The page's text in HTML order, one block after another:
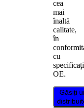
cea
mai
înaltă
calitate,
în
cu
OE.
Găsiți